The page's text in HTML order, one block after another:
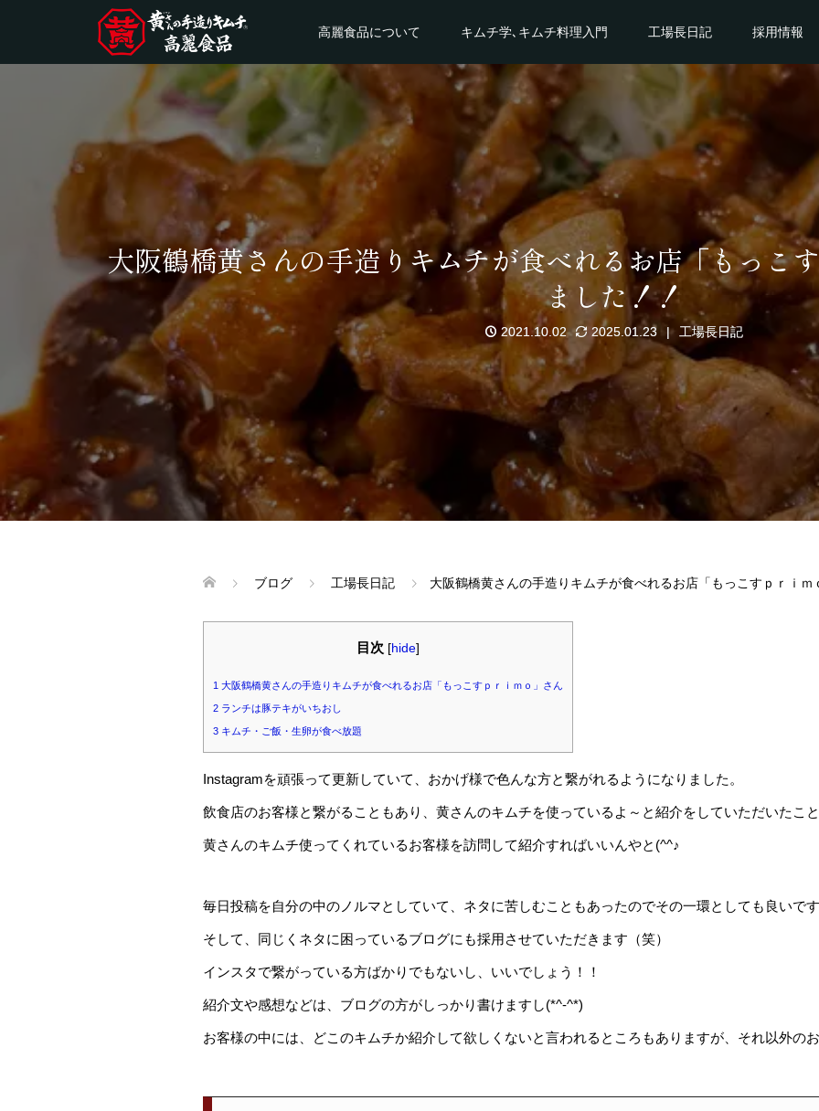
高麗食品について キムチ学､キムチ料理入門 工場長日記 採用情報
大阪鶴橋黄さんの手造りキムチが食べれるお店「もっこ
ました！！
2021.10.02 2025.01.23 工場長日記
ブログ 工場長日記 大阪鶴橋黄さんの手造りキムチが食べれるお店「もっこすｐｒｉｍ
目次 [hide]
1 大阪鶴橋黄さんの手造りキムチが食べれるお店「もっこすｐｒｉｍｏ」さん
2 ランチは豚テキがいちおし
3 キムチ・ご飯・生卵が食べ放題
Instagramを頑張って更新していて、おかげ様で色んな方と繋がれるようになりました。
飲食店のお客様と繋がることもあり、黄さんのキムチを使っているよ～と紹介をしていただいたこ
黄さんのキムチ使ってくれているお客様を訪問して紹介すればいいんやと(^^♪
毎日投稿を自分の中のノルマとしていて、ネタに苦しむこともあったのでその一環としても良いです
そして、同じくネタに困っているブログにも採用させていただきます（笑）
インスタで繋がっている方ばかりでもないし、いいでしょう！！
紹介文や感想などは、ブログの方がしっかり書けますし(*^-^*)
お客様の中には、どこのキムチか紹介して欲しくないと言われるところもありますが、それ以外の